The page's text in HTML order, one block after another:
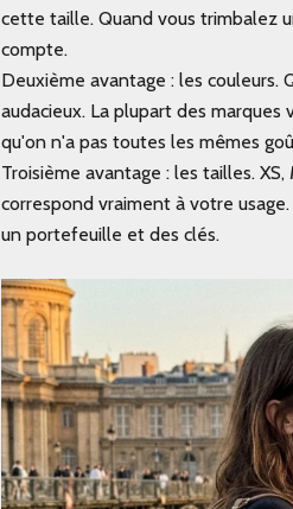
cette taille. Quand vous trimbalez
compte.
Deuxième avantage : les couleurs.
audacieux. La plupart des
qu'on n'a pas toutes les mêmes
Troisième avantage : les tailles.
correspond vraiment à votre
un portefeuille et des clés.